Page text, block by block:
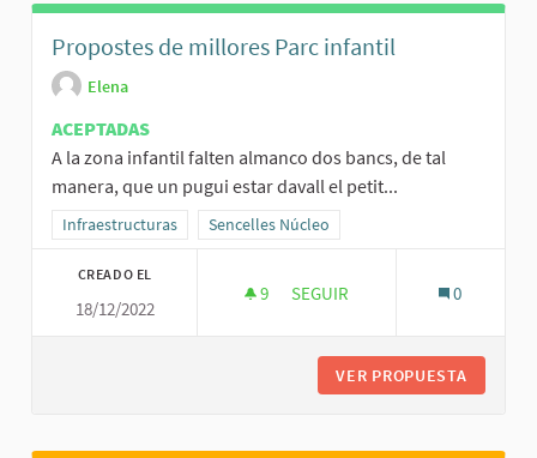
Propostes de millores Parc infantil
Elena
ACEPTADAS
A la zona infantil falten almanco dos bancs, de tal
manera, que un pugui estar davall el petit...
Resultados al filtrar por la categoría: Infraestructuras
Infraestructuras Resultados al filtrar por el ámbito: Sencelles
Sencelles Núcleo
CREADO EL
18/12/2022
9 9 SEGUIDORAS
SEGUIR 0
VER PROPUESTA